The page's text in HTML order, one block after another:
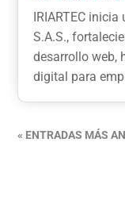
IRIARTEC
S.A.S.,
desarrollo web,
digital para
« ENTRADAS MÁS